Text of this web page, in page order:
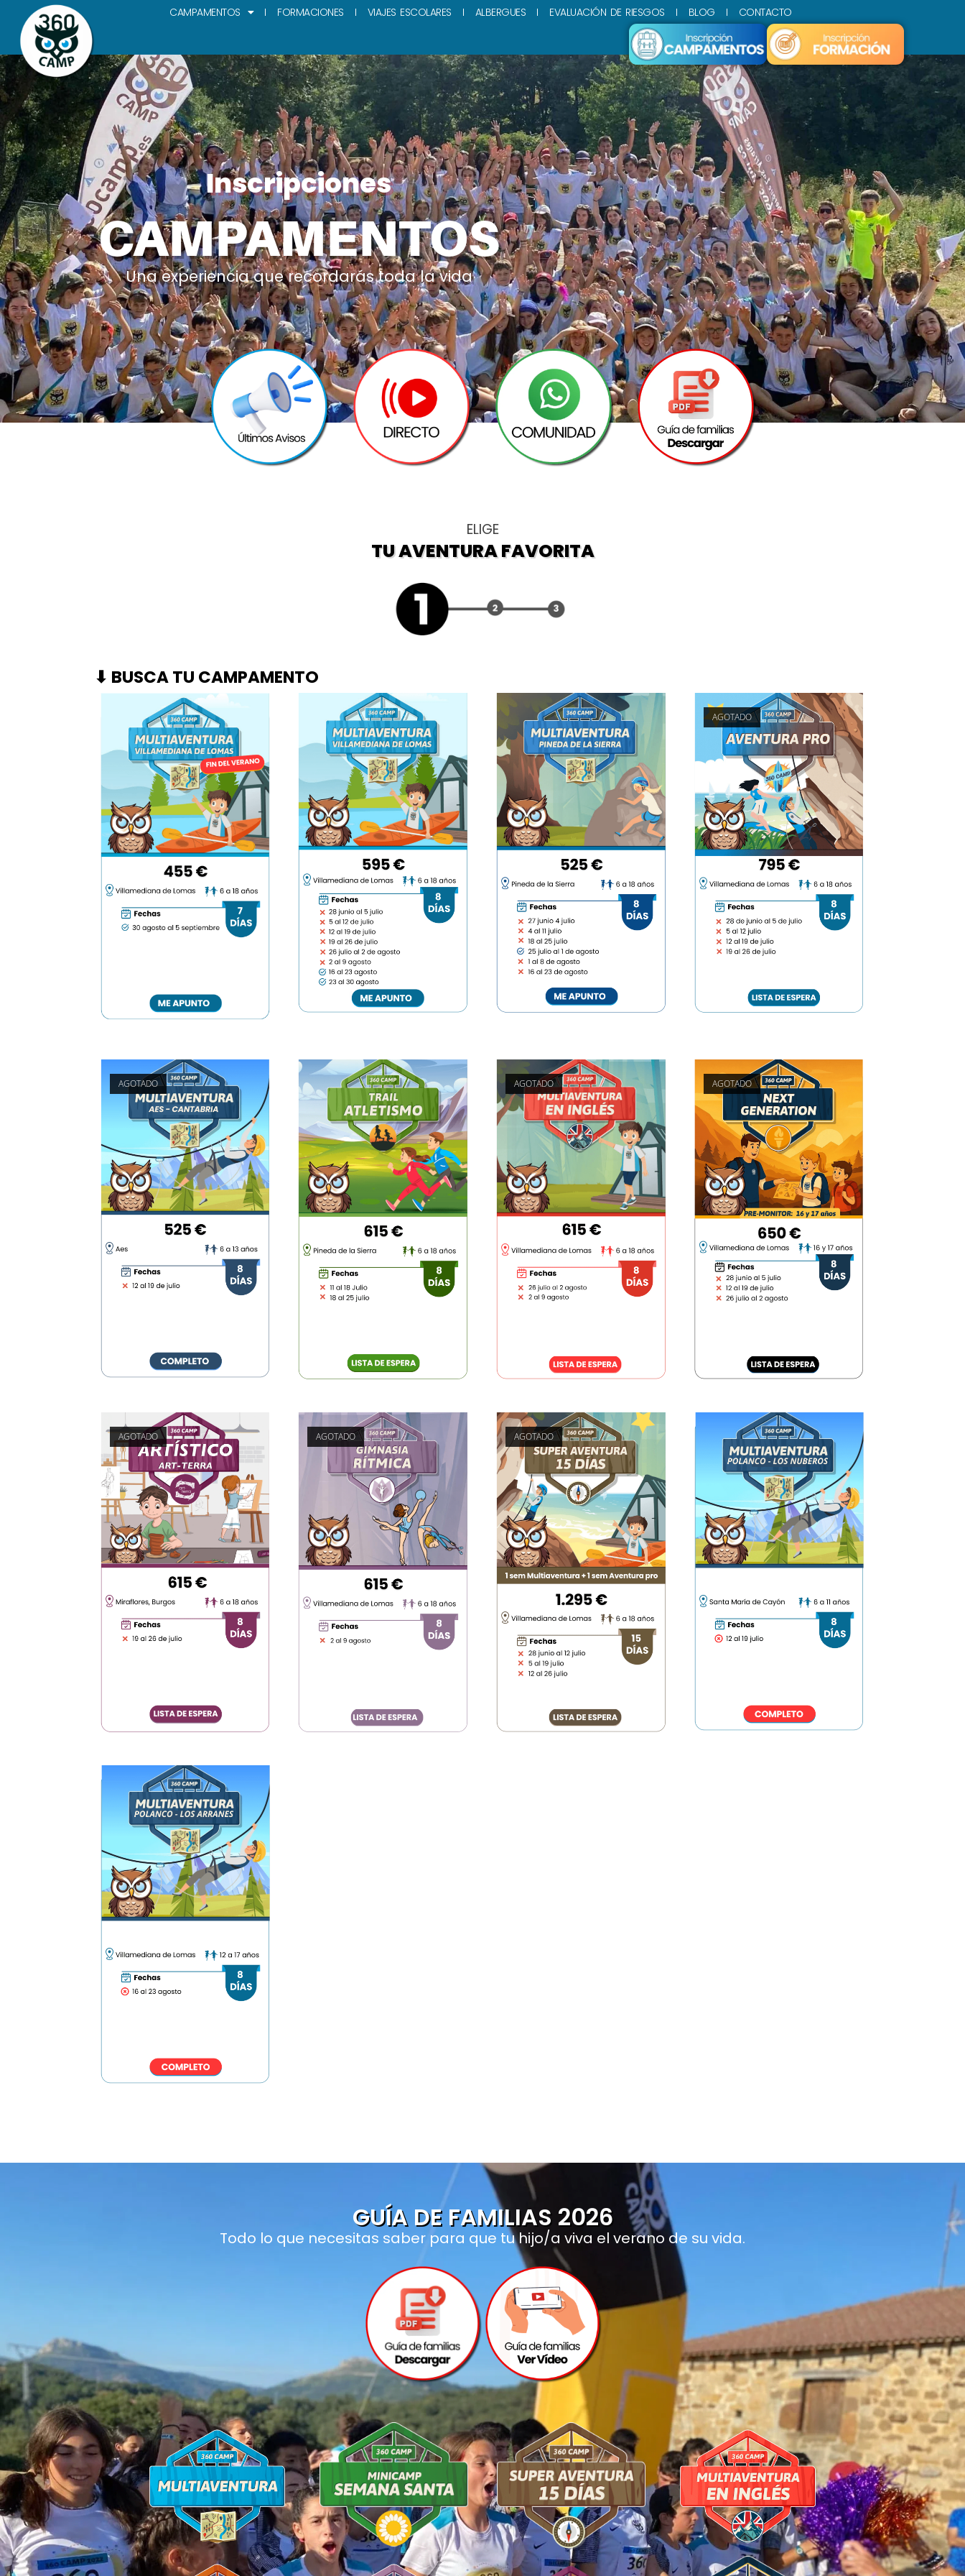
CAMPAMENTOS FORMACIONES VIAJES ESCOLARES ALBERGUES EVALUACIÓN DE RIESGOS BLOG CONTACTO
Inscripciones
CAMPAMENTOS
Una experiencia que recordarás toda la vida
ELIGE
TU AVENTURA FAVORITA
⬇ BUSCA TU CAMPAMENTO
AGOTADO
AGOTADO AGOTADO AGOTADO
AGOTADO AGOTADO AGOTADO
GUÍA DE FAMILIAS 2026
Todo lo que necesitas saber para que tu hijo/a viva el verano de su vida.